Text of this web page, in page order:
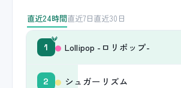
直近24時間直近7日直近30日
1 Lollipop -ロリポップ-
2 シュガーリズム